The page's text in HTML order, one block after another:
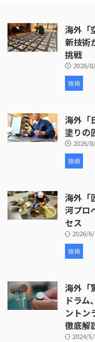
が行われています。 次に、皮
取り付けが行われます。ここで
は、牛革が使われ、職人が丁
枠を伸ばしていく様子が映し出
れます。皮革の取り付けには熟
海外「
新技術
挑戦
2026/
技術
海外「
塗りの
2026/
技術
海外「
河プロ
セス
2026/
技術
海外「
ドラム
ントン
徹底解
2024/